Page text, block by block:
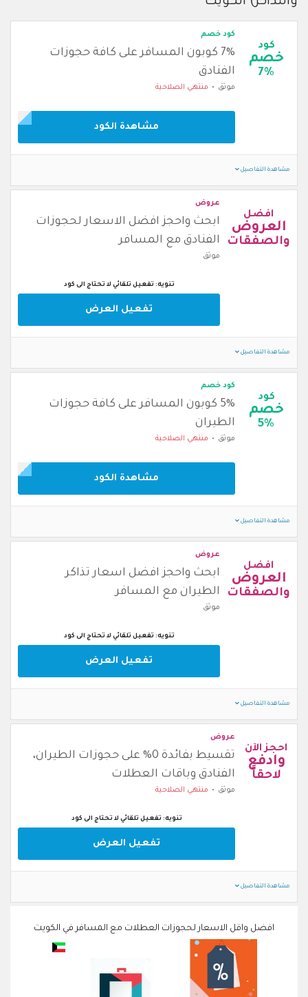
كود
خصم
7%
كود خصم
7% كوبون المسافر على كافة حجوزات
الفنادق
موثق منتهي الصلاحية
مشاهدة الكود
مشاهدة التفاصيل
افضل
العروض
والصفقات
عروض
ابحث واحجز افضل الاسعار لحجوزات
الفنادق مع المسافر
موثق
تنويه: تفعيل تلقائي لا تحتاج الى كود
تفعيل العرض
مشاهدة التفاصيل
كود
خصم
5%
كود خصم
5% كوبون المسافر على كافة حجوزات
الطيران
موثق منتهي الصلاحية
مشاهدة الكود
مشاهدة التفاصيل
افضل
العروض
والصفقات
عروض
ابحث واحجز افضل اسعار تذاكر
الطيران مع المسافر
موثق
تنويه: تفعيل تلقائي لا تحتاج الى كود
تفعيل العرض
مشاهدة التفاصيل
احجز الآن
وادفع
لاحقاً
عروض
تقسيط بفائدة 0% على حجوزات الطيران،
الفنادق وباقات العطلات
موثق منتهي الصلاحية
تنويه: تفعيل تلقائي لا تحتاج الى كود
تفعيل العرض
مشاهدة التفاصيل
افضل واقل الاسعار لحجوزات العطلات مع المسافر في الكويت